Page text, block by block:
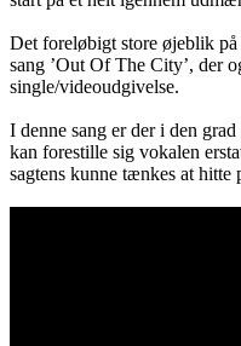
Det foreløbigt store øjeblik på
sang ’Out Of The City’, der
single/videoudgivelse.
I denne sang er der i den
kan forestille sig vokalen
sagtens kunne tænkes at hitte